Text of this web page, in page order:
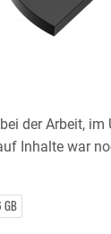
der Arbeit, im
Inhalte war
GB